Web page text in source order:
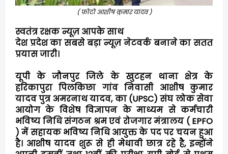
( फ़ोटो आशीष कुमार यादव )
स्वतंत्र रक्षक न्यूज़ आपके साथ
देश प्रदेश का सबसे बड़ा न्यूज़ नेटवर्क बनाने का सतत
प्रयास जारी।
यूपी के जौनपुर जिले के खुटहन थाना क्षेत्र के
हरिकापुरा पिलकिछा गांव निवासी आशीष कुमार
यादव पुत्र अमरनाथ यादव, का (UPSC) संघ लोक सेवा
आयोग के विशेष विज्ञापन के माध्यम से कर्मचारी
भविष्य निधि संगठन श्रम एवं रोजगार मंत्रालय ( EPFO
) में सहायक भविष्य निधि आयुक्त के पद पर चयन हुआ
है। आशीष यादव शुरू से ही मेधावी छात्र रहे है, इन्होंने